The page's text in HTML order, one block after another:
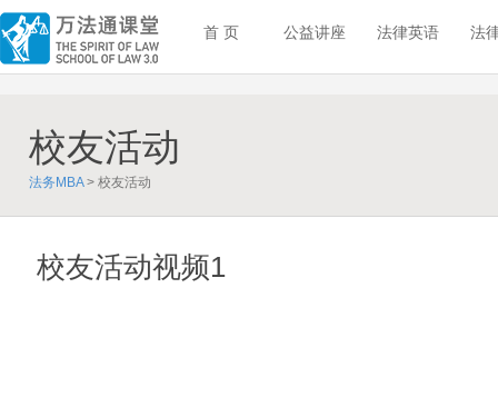
首 页 公益讲座 法律英语 法
校友活动
法务MBA> 校友活动
校友活动视频1